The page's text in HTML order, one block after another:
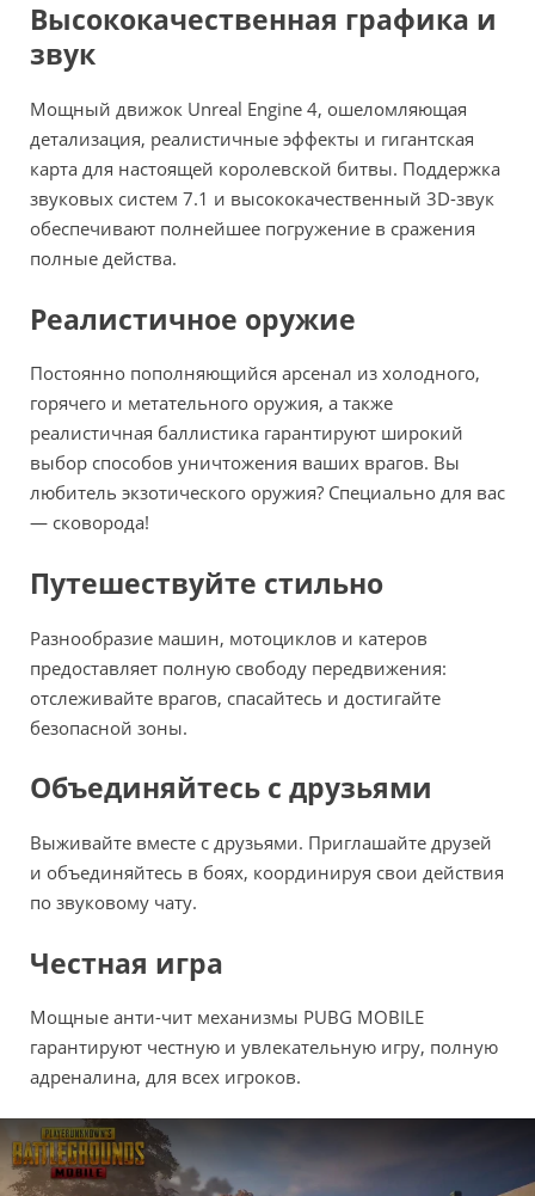
Высококачественная графика и
звук
Мощный движок Unreal Engine 4, ошеломляющая
детализация, реалистичные эффекты и гигантская
карта для настоящей королевской битвы. Поддержка
звуковых систем 7.1 и высококачественный 3D-звук
обеспечивают полнейшее погружение в сражения
полные действа.
Реалистичное оружие
Постоянно пополняющийся арсенал из холодного,
горячего и метательного оружия, а также
реалистичная баллистика гарантируют широкий
выбор способов уничтожения ваших врагов. Вы
любитель экзотического оружия? Специально для вас
— сковорода!
Путешествуйте стильно
Разнообразие машин, мотоциклов и катеров
предоставляет полную свободу передвижения:
отслеживайте врагов, спасайтесь и достигайте
безопасной зоны.
Объединяйтесь с друзьями
Выживайте вместе с друзьями. Приглашайте друзей
и объединяйтесь в боях, координируя свои действия
по звуковому чату.
Честная игра
Мощные анти-чит механизмы PUBG MOBILE
гарантируют честную и увлекательную игру, полную
адреналина, для всех игроков.